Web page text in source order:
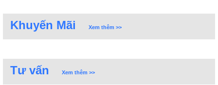
Khuyến Mãi Xem thêm >>
Tư vấn Xem thêm >>